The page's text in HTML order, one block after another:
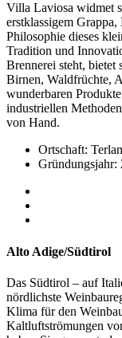
Villa Laviosa widmet
erstklassigem
Philosophie dieses
Tradition und
Brennerei steht,
Birnen, Waldfrüchte,
wunderbaren
industriellen
von Hand.
Ortschaft:
Gründungsjahr:
Alto Adige/Südtirol
Das Südtirol – auf
nördlichste
Klima für den
Kaltluftströmungen